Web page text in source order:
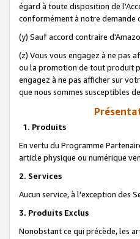
égard à toute disposition de
conformément à notre demande
(y) Sauf accord contraire
(z) Vous vous engagez à ne pas
ou la promotion de tout produit
engagez à ne pas afficher sur
que nous sommes susceptibles
1. Produits
En vertu du Programme
article physique ou numérique
2. Services
Aucun service, à l'exception des
3. Produits Exclus
Nonobstant ce qui précède, les